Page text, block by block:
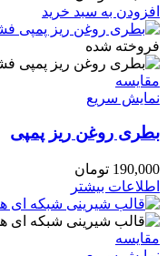
افزودن به سبد خرید
فروخته شده
مقايسه
نمایش سریع
بطری روغن ریز پمپی
190,000 تومان
اطلاعات بیشتر
مقايسه